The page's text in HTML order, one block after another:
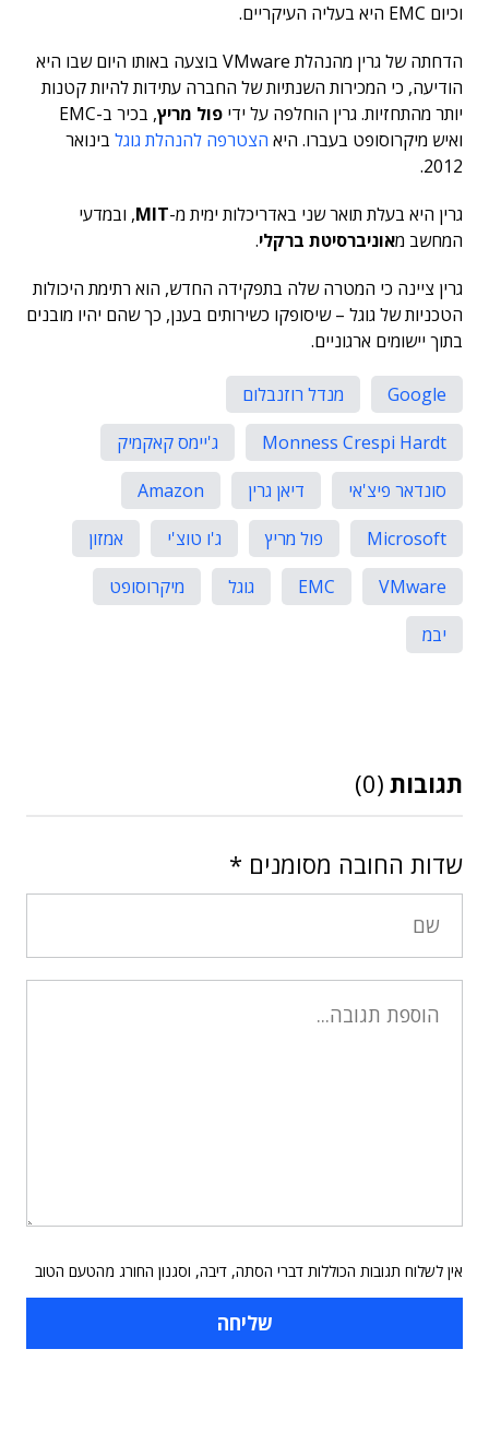
וכיום EMC היא בעליה העיקריים.
הדחתה של גרין מהנהלת VMware בוצעה באותו היום שבו היא
הודיעה, כי המכירות השנתיות של החברה עתידות להיות קטנות
יותר מהתחזיות. גרין הוחלפה על ידי פול מריץ
, בכיר ב-EMC
ואיש מיקרוסופט בעברו. היא הצטרפה להנהלת גוגל בינואר
2012.
גרין היא בעלת תואר שני באדריכלות ימית מ-MIT, ובמדעי
המחשב מאוניברסיטת ברקלי.
גרין ציינה כי המטרה שלה בתפקידה החדש, הוא רתימת היכולות
הטכניות של גוגל – שיסופקו כשירותים בענן, כך שהם יהיו מובנים
בתוך יישומים ארגוניים.
Google
מנדל רוזנבלום
Monness Crespi Hardt
ג'יימס קאקמיק
סונדאר פיצ'אי
דיאן גרין
Amazon
Microsoft
פול מריץ ג'ו טוצ'י
אמזון
VMware
EMC גוגל
מיקרוסופט
יבמ
תגובות (0)
שדות החובה מסומנים *
אין לשלוח תגובות הכוללות דברי הסתה, דיבה, וסגנון החורג מהטעם הטוב